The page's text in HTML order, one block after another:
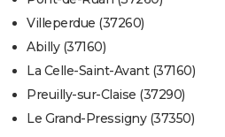
Villeperdue (37260)
Abilly (37160)
La Celle-Saint-Avant (37160)
Preuilly-sur-Claise (37290)
Le Grand-Pressigny (37350)